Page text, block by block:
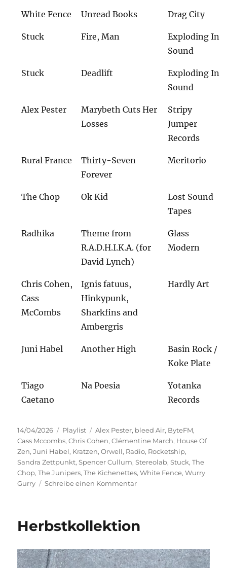
White Fence Unread Books Drag City
Stuck Fire, Man
Exploding In
Sound
Stuck Deadlift
Exploding In
Sound
Alex Pester
Marybeth Cuts Her
Losses
Stripy
Jumper
Records
Rural France
Thirty-Seven
Forever
Meritorio
The Chop Ok Kid
Lost Sound
Tapes
Radhika
Theme from
R.A.D.H.I.K.A. (for
David Lynch)
Glass
Modern
Chris Cohen,
Cass
McCombs
Ignis fatuus,
Hinkypunk,
Sharkfins and
Ambergris
Hardly Art
Juni Habel Another High
Basin Rock /
Koke Plate
Tiago
Caetano
Na Poesia
Yotanka
Records
Veröffentlicht
am
14/04/2026 Kategorien
Playlist Schlagwörter
Alex Pester, bleed Air, ByteFM,
Cass Mccombs,Chris Cohen,Clémentine March, House Of
Zen,Juni Habel, Kratzen,Orwell, Radio, Rocketship,
Sandra Zettpunkt,Spencer Cullum,Stereolab,Stuck,The
Chop,The Junipers,The Kichenettes,White Fence,Wurry
Gurry
Schreibe einen Kommentarzu
Hause
Herbstkollektion